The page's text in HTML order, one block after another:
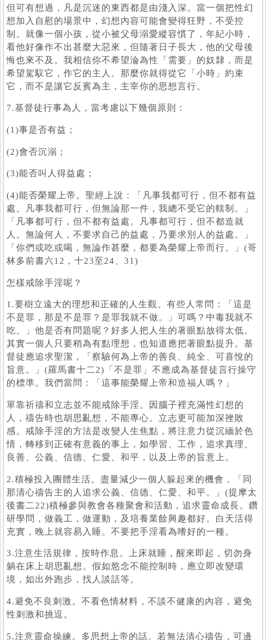
但可有想過，凡是沉迷的東西都是由淺入深。當一個把性幻
想加入自慰的場景中，幻想內容可能會變得狂野，不受控
制。就像一個小孩，從小被父母溺愛縱容慣了，年紀小時，
看他好像作不出甚麼大惡來，但隨著日子長大，他的父母後
悔也來不及。我相信你不希望淪為性「需要」的奴隸，而是
希望駕馭它，作它的主人。那麼你就得從它「小時」約束
它，而不是讓它反賓為主，主宰你的思想言行。
7.基督徒行事為人，當考慮以下幾個原則：
(1)事是否有益；
(2)會否沉溺；
(3)能否叫人得益處；
(4)能否榮耀上帝。聖經上說：「凡事我都可行，但不都有益
處。凡事我都可行，但無論那一件，我總不受它的轄制。」
「凡事都可行，但不都有益處。凡事都可行，但不都造就
人。無論何人，不要求自己的益處，乃要求別人的益處。」
「你們或吃或喝，無論作甚麼，都要為榮耀上帝而行。」(哥
林多前書六12，十23至24、31)
怎樣戒除手淫呢？
1.要樹立遠大的理想和正確的人生觀。有些人常問：「這是
不是罪，那是不是罪？是罪我就不做。」可嗎？中毒我就不
吃。」他是否有問題呢？好多人把人生的著眼點放得太低。
其實一個人只要稍為有點理想，也知道應把著眼點提升。基
督徒應追求聖潔，「察驗何為上帝的善良、純全、可喜悅的
旨意。」(羅馬書十二2)「不是罪」不應成為基督徒言行操守
的標準。我們當問：「這事能榮耀上帝和造福人嗎？」
單靠祈禱和立志並不能戒除手淫。因腦子裡充滿性幻想的
人，禱告時也胡思亂想，不能專心。立志更可能加深挫敗
感。戒除手淫的方法是改變人生焦點，將注意力從沉緬於色
情，轉移到正確有意義的事上，如學習、工作，追求真理、
良善、公義、信德、仁愛、和平，以及上帝的旨意上。
2.積極投入團體生活。盡量減少一個人躲起來的機會，「同
那清心禱告主的人追求公義、信德、仁愛、和平。」(提摩太
後書二22)積極參與教會各種聚會和活動，追求靈命成長。鑽
研學問，做義工，做運動，及培養業餘興趣都好。白天活得
充實，晚上就容易入睡。不要把手淫看為嗜好的一種。
3.注意生活規律，按時作息。上床就睡，醒來即起，切勿身
躺在床上胡思亂想。假如慾念不能控制時，應立即改變環
境，如出外跑步，找人談話等。
4.避免不良刺激。不看色情材料，不談不健康的內容，避免
性刺激和挑逗。
5.注意靈命操練。多思想上帝的話。若無法清心禱告，可邊